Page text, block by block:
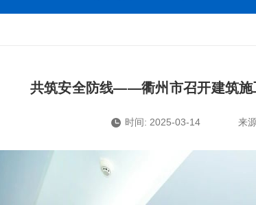
共筑安全防线——衢州市召开建筑施
时间: 2025-03-14 来